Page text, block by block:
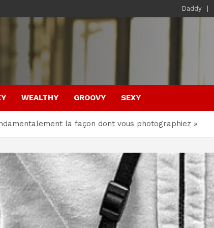
Daddy
WEALTHY GROOVY SEXY
la façon dont vous photographiez »